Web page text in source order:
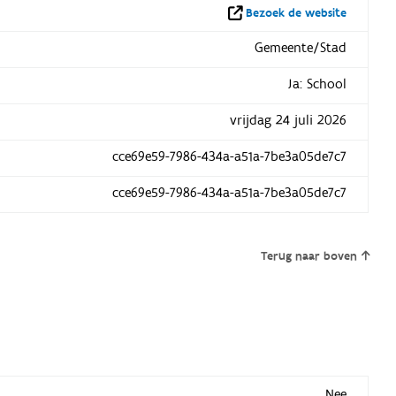
Bezoek de website
Gemeente/Stad
Ja: School
vrijdag 24 juli 2026
cce69e59-7986-434a-a51a-7be3a05de7c7
cce69e59-7986-434a-a51a-7be3a05de7c7
Terug naar boven